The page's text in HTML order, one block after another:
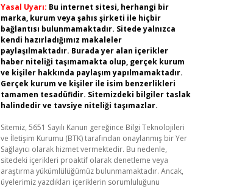
Yasal Uyarı: Bu internet sitesi, herhangi bir
marka, kurum veya şahıs şirketi ile hiçbir
bağlantısı bulunmamaktadır. Sitede yalnızca
kendi hazırladığımız makaleler
paylaşılmaktadır. Burada yer alan içerikler
haber niteliği taşımamakta olup, gerçek kurum
ve kişiler hakkında paylaşım yapılmamaktadır.
Gerçek kurum ve kişiler ile isim benzerlikleri
tamamen tesadüfidir. Sitemizdeki bilgiler taslak
halindedir ve tavsiye niteliği taşımazlar.
Sitemiz, 5651 Sayılı Kanun gereğince Bilgi Teknolojileri
ve İletişim Kurumu (BTK) tarafından onaylanmış bir Yer
Sağlayıcı olarak hizmet vermektedir. Bu nedenle,
sitedeki içerikleri proaktif olarak denetleme veya
araştırma yükümlülüğümüz bulunmamaktadır. Ancak,
üyelerimiz yazdıkları içeriklerin sorumluluğunu